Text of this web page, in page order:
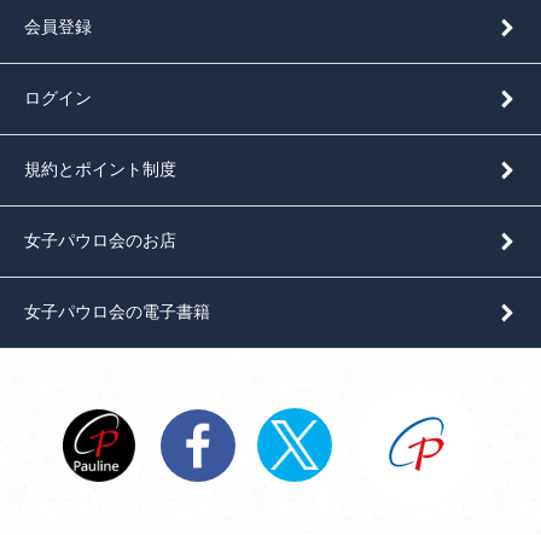
会員登録
ログイン
規約とポイント制度
女子パウロ会のお店
女子パウロ会の電子書籍